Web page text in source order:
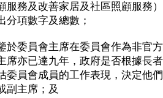
服務及改善家居及社區照顧服務
分項數字及總數；
於委員會主席在委員會作為非官
席亦已達九年，政府是否根據長
委員會成員的工作表現，決定他
副主席；及